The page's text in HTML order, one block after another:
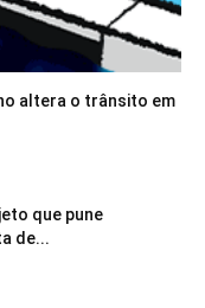
altera o trânsito em
que pune
de...